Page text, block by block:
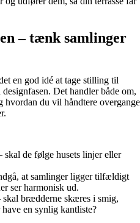
– tænk samlinger
en god idé at tage stilling til
Det handler både om,
du vil håndtere overgange
skal de følge husets linjer eller
at samlinger ligger tilfældigt
ser harmonisk ud.
skal brædderne skæres i smig,
en synlig kantliste?